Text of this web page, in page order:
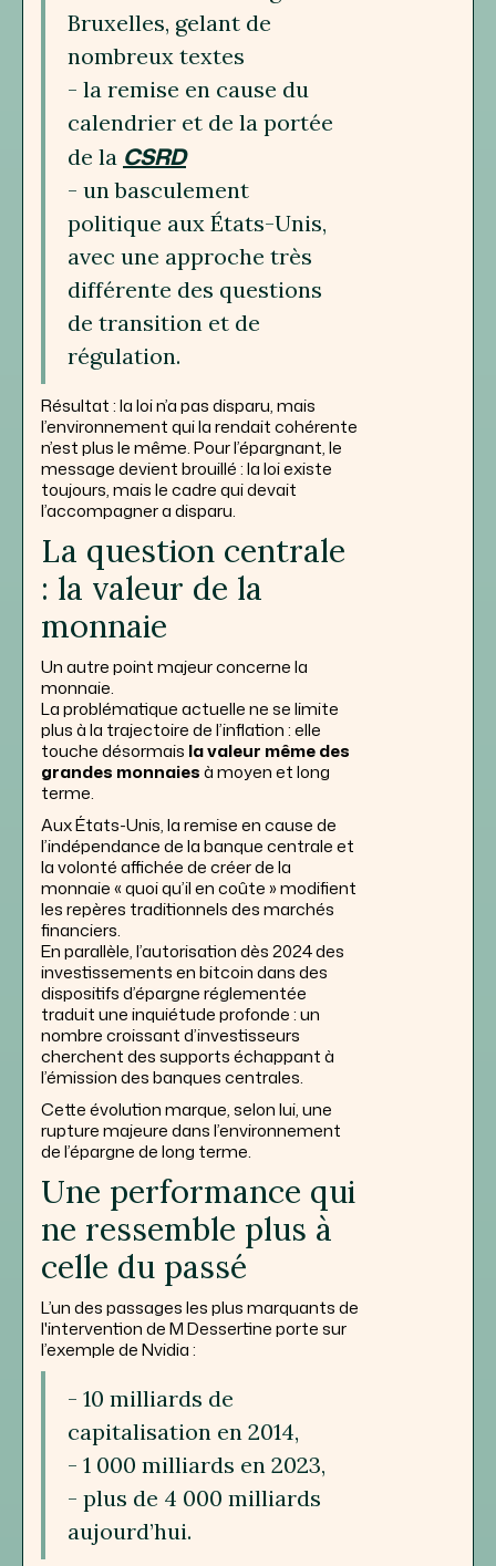
Bruxelles, gelant de
nombreux textes
- la remise en cause du
calendrier et de la portée
de la CSRD
- un basculement
politique aux États-Unis,
avec une approche très
différente des questions
de transition et de
régulation.
Résultat : la loi n’a pas disparu, mais
l’environnement qui la rendait cohérente
n’est plus le même. Pour l’épargnant, le
message devient brouillé : la loi existe
toujours, mais le cadre qui devait
l’accompagner a disparu.
La question centrale
: la valeur de la
monnaie
Un autre point majeur concerne la
monnaie.
La problématique actuelle ne se limite
plus à la trajectoire de l’inflation : elle
touche désormais la valeur même des
grandes monnaiesà moyen et long
terme.
Aux États-Unis, la remise en cause de
l’indépendance de la banque centrale et
la volonté affichée de créer de la
monnaie « quoi qu’il en coûte » modifient
les repères traditionnels des marchés
financiers.
En parallèle, l’autorisation dès 2024 des
investissements en bitcoin dans des
dispositifs d’épargne réglementée
traduit une inquiétude profonde : un
nombre croissant d’investisseurs
cherchent des supports échappant à
l’émission des banques centrales.
Cette évolution marque, selon lui, une
rupture majeure dans l’environnement
de l’épargne de long terme.
Une performance qui
ne ressemble plus à
celle du passé
L’un des passages les plus marquants de
l'intervention de M Dessertine porte sur
l’exemple de Nvidia :
- 10 milliards de
capitalisation en 2014,
- 1 000 milliards en 2023,
- plus de 4 000 milliards
aujourd’hui.